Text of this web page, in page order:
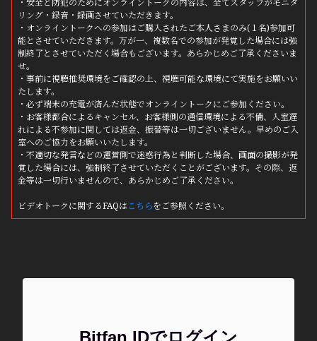
・安全と防犯のためにオンライントークの内容は、全てスタッフがモニタ
リング・録音・録画させていただきます。
・オンライントークへの参加はご購入されたご本人さまのみ(１名)参加可
能とさせていただきます。万が一、複数名での参加が発覚した場合には強
制終了とさせていただく場合もございます。あらかじめご了承くださいま
せ。
・事前に視聴推奨環境をご確認の上、視聴可能な環境にて実施をお願いい
たします。
・必ず端末の充電が済んだ状態でオンライントークにご参加ください。
・お客様都合によるキャンセル、お客様側の通信環境による不備、入室遅
れによる不参加に関しては返金、振替等は一切ございません。早めのご入
室へのご協力をお願いいたします。
・不適切な発言などの運営側で迷惑行為と判断した場合、画面の撮影が発
覚した場合には、強制終了させていただくことがございます。その際、返
金等は一切行いませんので、あらかじめご了承ください。
ビデオトークに関するFAQはこちらをご参照ください。
Bitfan IDでログイン